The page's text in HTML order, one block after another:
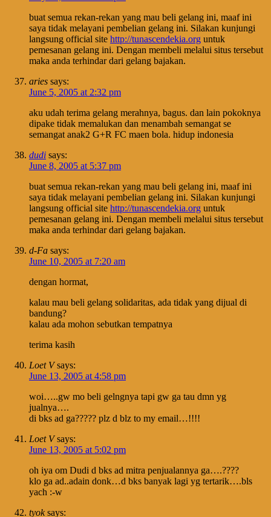
buat semua rekan-rekan yang mau beli gelang ini, maaf ini
saya tidak melayani pembelian gelang ini. Silakan kunjungi
langsung official site http://tunascendekia.org untuk
pemesanan gelang ini. Dengan membeli melalui situs tersebut
maka anda terhindar dari gelang bajakan.
aries says:
June 5, 2005 at 2:32 pm
aku udah terima gelang merahnya, bagus. dan lain pokoknya
dipake tidak memalukan dan menambah semangat se
semangat anak2 G+R FC maen bola. hidup indonesia
dudi says:
June 8, 2005 at 5:37 pm
buat semua rekan-rekan yang mau beli gelang ini, maaf ini
saya tidak melayani pembelian gelang ini. Silakan kunjungi
langsung official site http://tunascendekia.org untuk
pemesanan gelang ini. Dengan membeli melalui situs tersebut
maka anda terhindar dari gelang bajakan.
d-Fa says:
June 10, 2005 at 7:20 am
dengan hormat,
kalau mau beli gelang solidaritas, ada tidak yang dijual di
bandung?
kalau ada mohon sebutkan tempatnya
terima kasih
Loet V says:
June 13, 2005 at 4:58 pm
woi…..gw mo beli gelngnya tapi gw ga tau dmn yg
jualnya….
di bks ad ga????? plz d blz to my email…!!!!
Loet V says:
June 13, 2005 at 5:02 pm
oh iya om Dudi d bks ad mitra penjualannya ga….????
klo ga ad..adain donk…d bks banyak lagi yg tertarik….bls
yach :-w
tyok says: